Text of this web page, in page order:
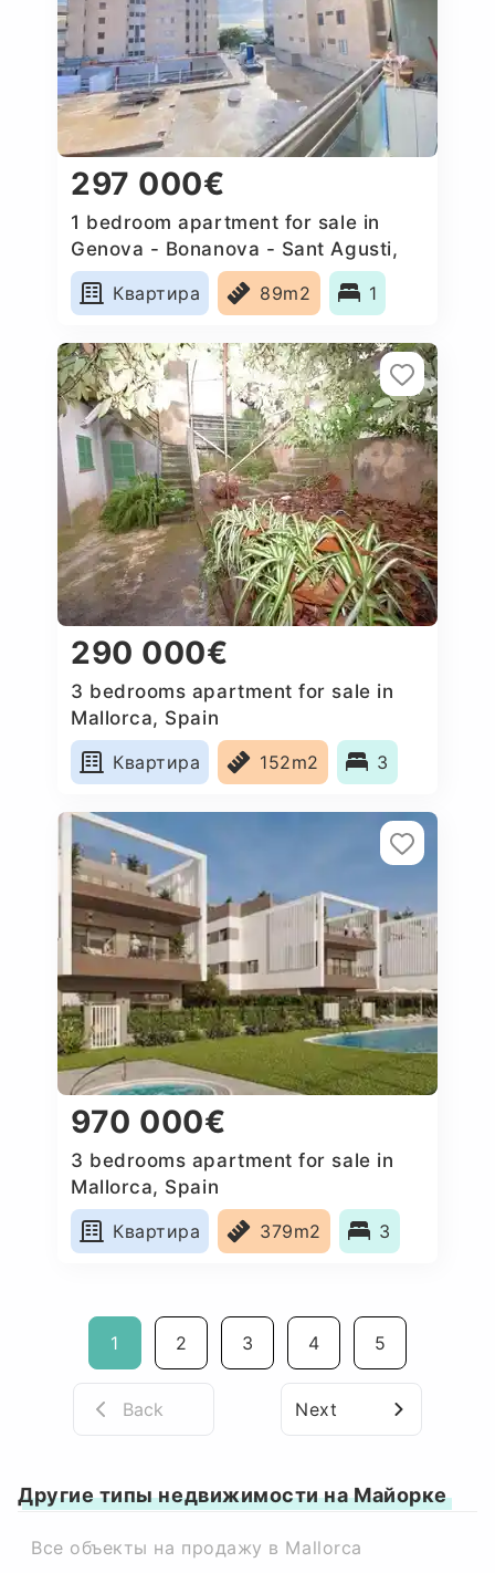
297 000€
1 bedroom apartment for sale in
Genova - Bonanova - Sant Agusti,
Spain
Квартира
89m2 1
290 000€
3 bedrooms apartment for sale in
Mallorca, Spain
Квартира
152m2 3
970 000€
3 bedrooms apartment for sale in
Mallorca, Spain
Квартира
379m2 3
1 2 3 4 5
Back Next
Другие типы недвижимости на Майорке
Все объекты на продажу в Mallorca